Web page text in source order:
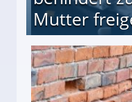
Mutter
Mutter